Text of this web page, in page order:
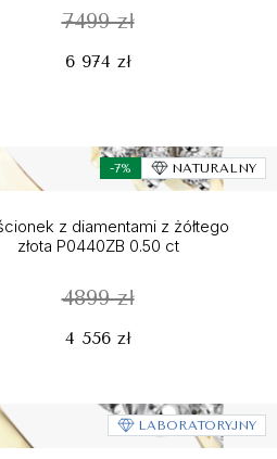
7499 zł
6 974 zł
-7% NATURALNY
z diamentami z żółtego
złota P0440ZB 0.50 ct
4899 zł
4 556 zł
LABORATORYJNY